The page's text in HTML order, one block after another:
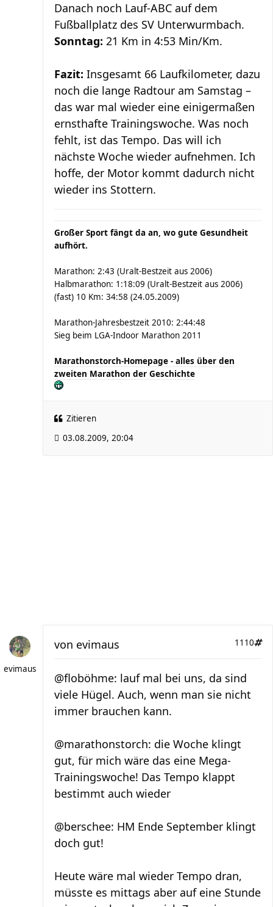
Danach noch Lauf-ABC auf dem
Fußballplatz des SV Unterwurmbach.
Sonntag: 21 Km in 4:53 Min/Km.
Fazit: Insgesamt 66 Laufkilometer, dazu
noch die lange Radtour am Samstag –
das war mal wieder eine einigermaßen
ernsthafte Trainingswoche. Was noch
fehlt, ist das Tempo. Das will ich
nächste Woche wieder aufnehmen. Ich
hoffe, der Motor kommt dadurch nicht
wieder ins Stottern.
Großer Sport fängt da an, wo gute Gesundheit
aufhört.
Marathon: 2:43 (Uralt-Bestzeit aus 2006)
Halbmarathon: 1:18:09 (Uralt-Bestzeit aus 2006)
(fast) 10 Km: 34:58 (24.05.2009)
Marathon-Jahresbestzeit 2010: 2:44:48
Sieg beim LGA-Indoor Marathon 2011
Marathonstorch-Homepage - alles über den
zweiten Marathon der Geschichte
Zitieren
03.08.2009, 20:04
evimaus
1110
von evimaus
@floböhme: lauf mal bei uns, da sind
viele Hügel. Auch, wenn man sie nicht
immer brauchen kann.
@marathonstorch: die Woche klingt
gut, für mich wäre das eine Mega-
Trainingswoche! Das Tempo klappt
bestimmt auch wieder
@berschee: HM Ende September klingt
doch gut!
Heute wäre mal wieder Tempo dran,
müsste es mittags aber auf eine Stunde